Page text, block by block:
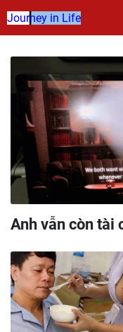
Journey in Life
Anh vẫn còn tài